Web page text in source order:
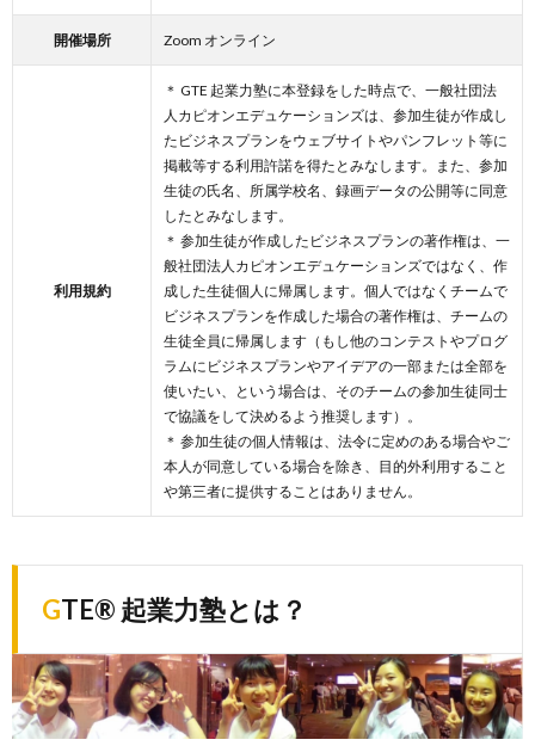
開催場所 Zoom オンライン
利用規約
＊ GTE 起業力塾に本登録をした時点で、一般社団法
人カピオンエデュケーションズは、参加生徒が作成し
たビジネスプランをウェブサイトやパンフレット等に
掲載等する利用許諾を得たとみなします。また、参加
生徒の氏名、所属学校名、録画データの公開等に同意
したとみなします。
＊ 参加生徒が作成したビジネスプランの著作権は、一
般社団法人カピオンエデュケーションズではなく、作
成した生徒個人に帰属します。個人ではなくチームで
ビジネスプランを作成した場合の著作権は、チームの
生徒全員に帰属します（もし他のコンテストやプログ
ラムにビジネスプランやアイデアの一部または全部を
使いたい、という場合は、そのチームの参加生徒同士
で協議をして決めるよう推奨します）。
＊ 参加生徒の個人情報は、法令に定めのある場合やご
本人が同意している場合を除き、目的外利用すること
や第三者に提供することはありません。
GTE® 起業力塾とは？